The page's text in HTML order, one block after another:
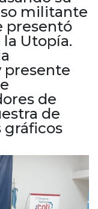
militante
presentó
Utopía.
presente
de
de
gráficos